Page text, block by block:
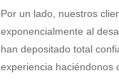
Por un lado, nuestros
exponencialmente al
han depositado total
experiencia haciéndonos